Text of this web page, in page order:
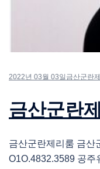
2022년 03월 03일 금산군란
금산군란
금산군란제리룸 금산
O1O.4832.3589 공주